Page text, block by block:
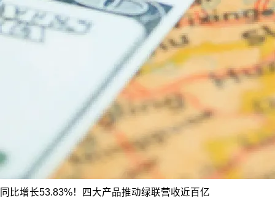
同比增长53.83%！四大产品推动绿联营收近百亿